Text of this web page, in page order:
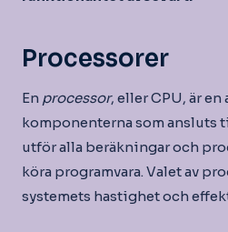
Processorer
En processor, eller CPU, är
komponenterna som ansluts
utför alla beräkningar och
köra programvara. Valet av
systemets hastighet och